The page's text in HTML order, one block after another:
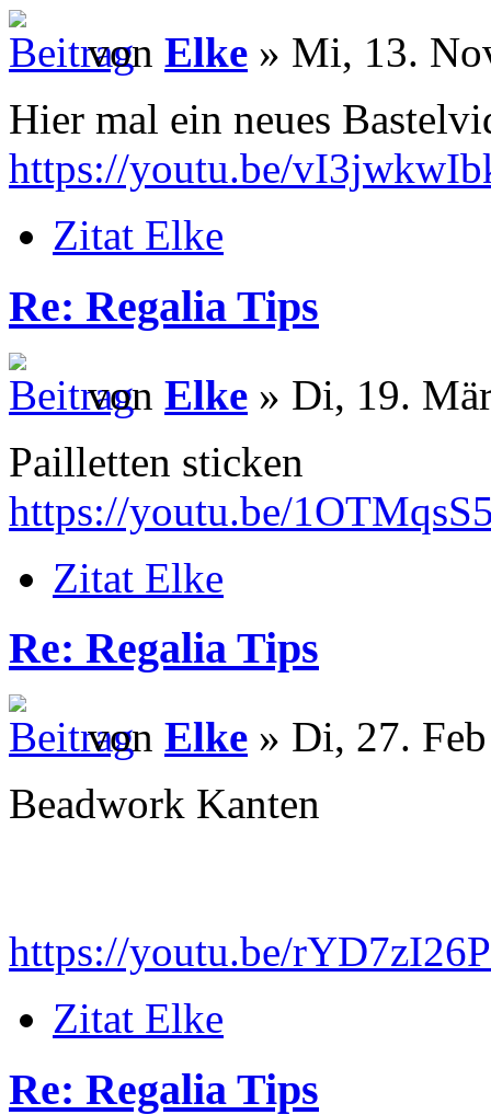
von Elke » Mi, 13.
Hier mal ein neues
https://youtu.be/
Zitat Elke
Re: Regalia Tips
von Elke » Di, 19.
Pailletten sticken
https://youtu.be/
Zitat Elke
Re: Regalia Tips
von Elke » Di, 27.
Beadwork Kanten
https://youtu.be/
Zitat Elke
Re: Regalia Tips